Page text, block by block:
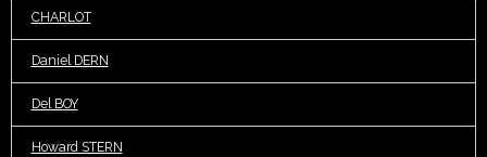
CHARLOT
Daniel DERN
Del BOY
Howard STERN